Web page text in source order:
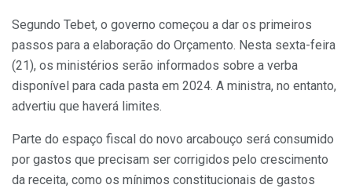
Segundo Tebet, o governo começou a dar os primeiros
passos para a elaboração do Orçamento. Nesta sexta-feira
(21), os ministérios serão informados sobre a verba
disponível para cada pasta em 2024. A ministra, no entanto,
advertiu que haverá limites.
Parte do espaço fiscal do novo arcabouço será consumido
por gastos que precisam ser corrigidos pelo crescimento
da receita, como os mínimos constitucionais de gastos